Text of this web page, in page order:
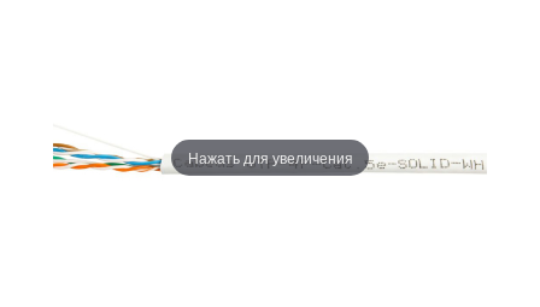
Нажать для увеличения